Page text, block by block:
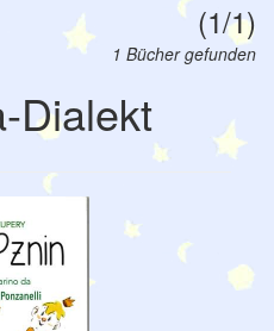
(1/1)
1 Bücher gefunden
Dialekt